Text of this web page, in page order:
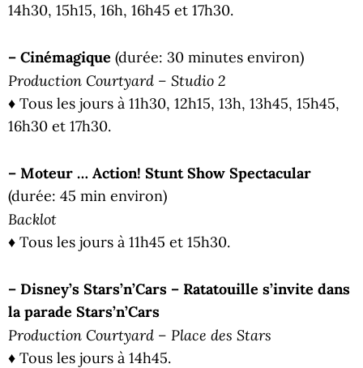
14h30, 15h15, 16h, 16h45 et 17h30.
– Cinémagique (durée: 30 minutes environ)
Production Courtyard – Studio 2
♦ Tous les jours à 11h30, 12h15, 13h, 13h45, 15h45,
16h30 et 17h30.
– Moteur … Action! Stunt Show Spectacular
(durée: 45 min environ)
Backlot
♦ Tous les jours à 11h45 et 15h30.
– Disney’s Stars’n’Cars – Ratatouille s’invite dans
la parade Stars’n’Cars
Production Courtyard – Place des Stars
♦ Tous les jours à 14h45.